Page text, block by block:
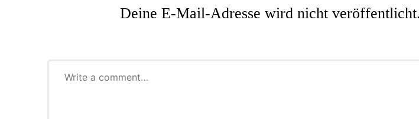
Deine E-Mail-Adresse wird nicht veröffentlicht.